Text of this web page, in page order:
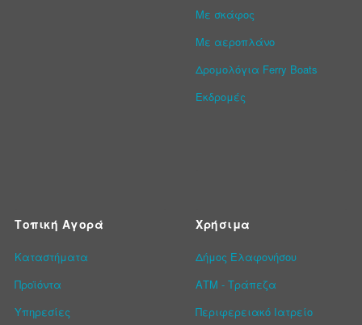
Με σκάφος
Με αεροπλάνο
Δρομολόγια Ferry Boats
Εκδρομές
Τοπική Αγορά
Καταστήματα
Προϊόντα
Υπηρεσίες
Χρήσιμα
Δήμος Ελαφονήσου
ΑΤΜ - Τράπεζα
Περιφερειακό Ιατρείο